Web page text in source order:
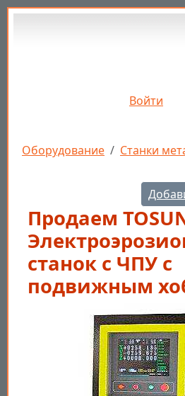
Перейти к основному
Войти
Строка навигации
Оборудование Станки
Продаем
станок с ЧПУ с
подвижным